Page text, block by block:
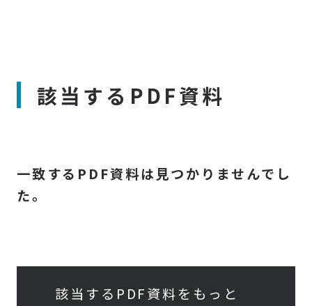
該当するPDF資料
一致するPDF資料は見つかりませんでし
た。
該当するPDF資料をもっと